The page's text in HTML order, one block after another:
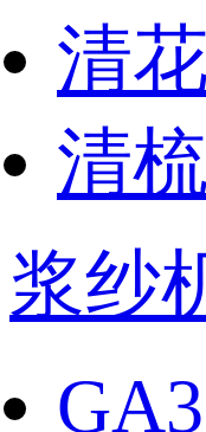
清
清
浆纱